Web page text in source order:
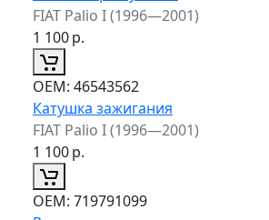
FIAT Palio I (1996—2001)
1 100р.
ОЕМ: 46543562
Катушка зажигания
FIAT Palio I (1996—2001)
1 100р.
ОЕМ: 719791099